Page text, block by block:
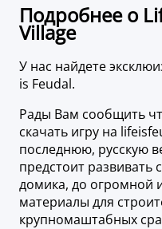
Подробнее о
Village
У нас найдете
is Feudal.
Рады Вам сообщить
скачать игру на
последнюю, русскую
предстоит развивать
домика, до огромной
материалы для
крупномаштабных